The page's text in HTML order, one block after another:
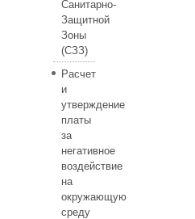
Санитарно-
Защитной
Зоны
(СЗЗ)
Расчет
и
утверждение
платы
за
негативное
воздействие
на
окружающую
среду